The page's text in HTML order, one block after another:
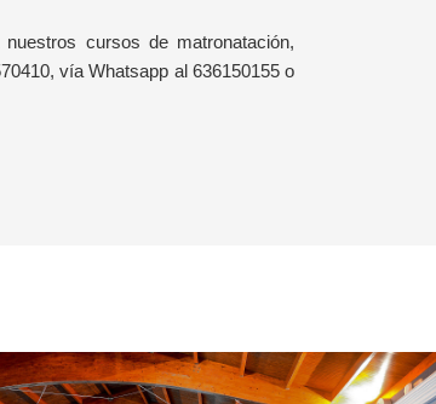
cursos de matronatación,
vía Whatsapp al 636150155 o